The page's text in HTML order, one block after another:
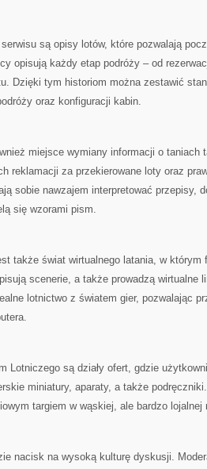
są opisy lotów, które pozwalają
opisują każdy etap podróży – od
Dzięki tym historiom można zestawić
oraz konfiguracji kabin.
miejsce wymiany informacji o taniach
reklamacji za przekierowane loty oraz
sobie nawzajem interpretować przepisy,
się wzorami pism.
także świat wirtualnego latania, w którym
scenerie, a także prowadzą wirtualne
lotnictwo z światem gier, pozwalając
Lotniczego są działy ofert, gdzie
miniatury, aparaty, a także
targiem w wąskiej, ale bardzo
nacisk na wysoką kulturę dyskusji.